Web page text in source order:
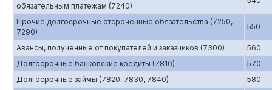
обязательным платежам (7240)
Прочие долгосрочные отсроченные обязательства (7250,
7290)
550
Авансы, полученные от покупателей и заказчиков (7300)
560
Долгосрочные банковские кредиты (7810)
570
Долгосрочные займы (7820, 7830, 7840)
580